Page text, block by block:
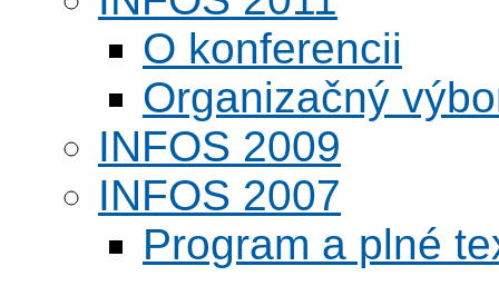
O konferencii
Organizačný
INFOS 2009
INFOS 2007
Program a plné